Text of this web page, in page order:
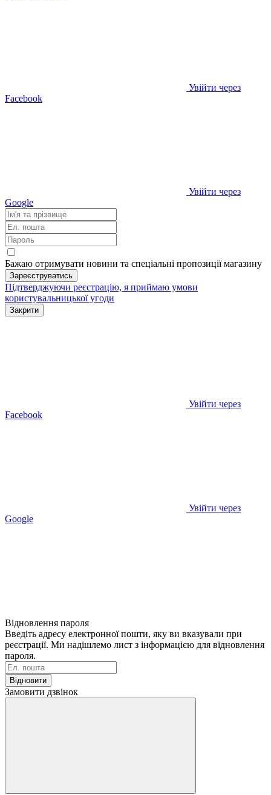
Увійти через
Facebook
Увійти через
Google
Бажаю отримувати новини та спеціальні пропозиціїмагазину
Зареєструватись
Підтверджуючи реєстрацію, я приймаю умови
користувальницької угоди
Закрити
Увійти через
Facebook
Увійти через
Google
Відновлення пароля
Введіть адресу електронної пошти, яку ви вказували при
реєстрації. Ми надішлемо лист з інформацією для відновлення
пароля.
Відновити
Замовити дзвінок